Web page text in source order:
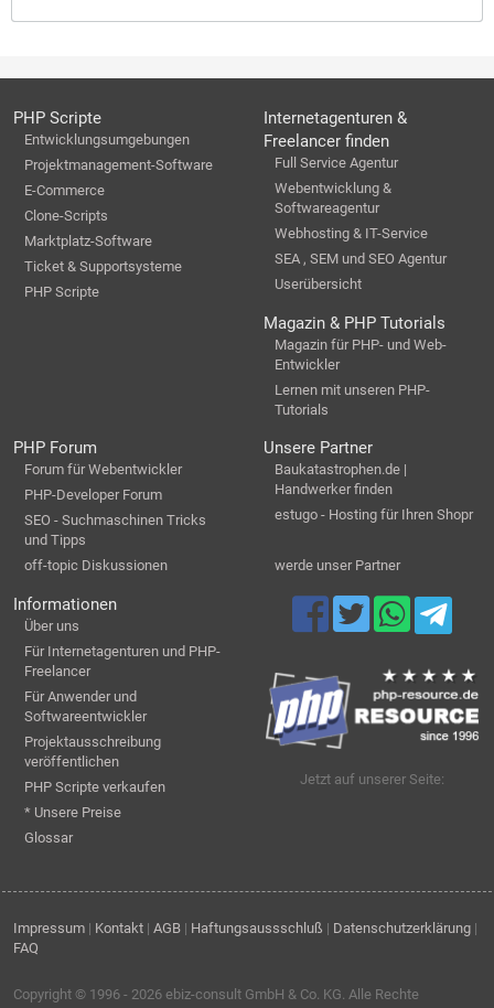
PHP Scripte
Entwicklungsumgebungen
Projektmanagement-Software
E-Commerce
Clone-Scripts
Marktplatz-Software
Ticket & Supportsysteme
PHP Scripte
Internetagenturen &
Freelancer finden
Full Service Agentur
Webentwicklung &
Softwareagentur
Webhosting & IT-Service
SEA , SEM und SEO Agentur
Userübersicht
Magazin & PHP Tutorials
Magazin für PHP- und Web-
Entwickler
Lernen mit unseren PHP-
Tutorials
PHP Forum
Forum für Webentwickler
PHP-Developer Forum
SEO - Suchmaschinen Tricks
und Tipps
off-topic Diskussionen
Unsere Partner
Baukatastrophen.de |
Handwerker finden
estugo - Hosting für Ihren Shopr
werde unser Partner
Informationen
Über uns
Für Internetagenturen und PHP-
Freelancer
Für Anwender und
Softwareentwickler
Projektausschreibung
veröffentlichen
PHP Scripte verkaufen
* Unsere Preise
Glossar
Jetzt auf unserer Seite:
Impressum | Kontakt | AGB | Haftungsaussschluß | Datenschutzerklärung |
FAQ
Copyright © 1996 - 2026 ebiz-consult GmbH & Co. KG. Alle Rechte